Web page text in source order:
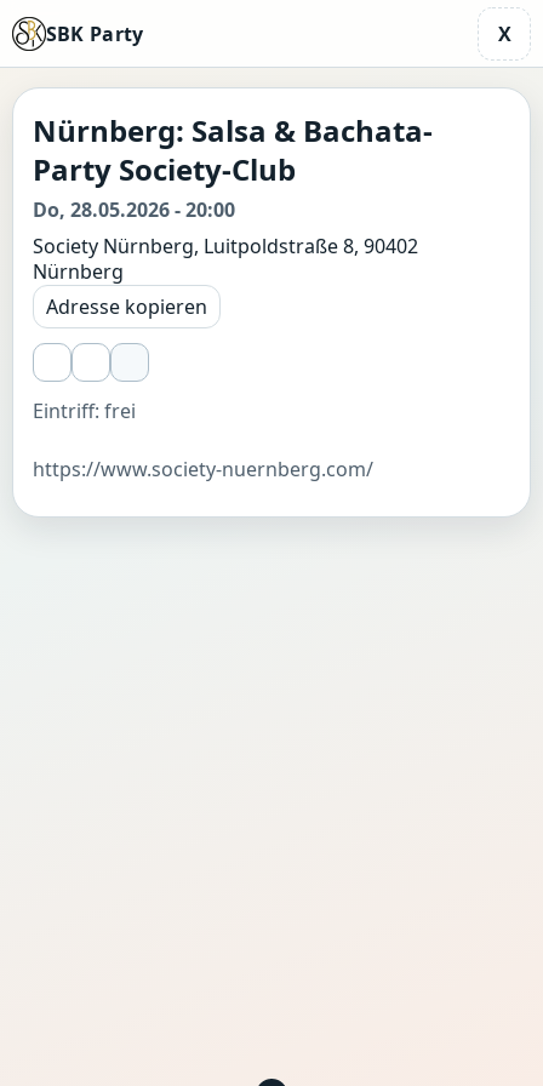
SBK Party X
Nürnberg: Salsa & Bachata-
Party Society-Club
Do, 28.05.2026 - 20:00
Society Nürnberg, Luitpoldstraße 8, 90402
Nürnberg
Adresse kopieren
Eintriff: frei
https://www.society-nuernberg.com/